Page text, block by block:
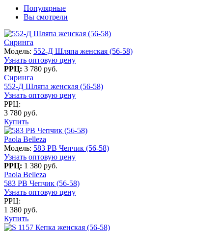
Популярные
Вы смотрели
Сиринга
Модель: 552-Д Шляпа женская (56-58)
Узнать оптовую цену
РРЦ: 3 780 руб.
Сиринга
552-Д Шляпа женская (56-58)
Узнать оптовую цену
РРЦ:
3 780 руб.
Купить
Paola Belleza
Модель: 583 PB Чепчик (56-58)
Узнать оптовую цену
РРЦ: 1 380 руб.
Paola Belleza
583 PB Чепчик (56-58)
Узнать оптовую цену
РРЦ:
1 380 руб.
Купить